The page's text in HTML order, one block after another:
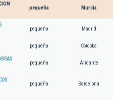
pequeña Murcia
pequeña Madrid
pequeña Córdoba
pequeña Alicante
pequeña Barcelona